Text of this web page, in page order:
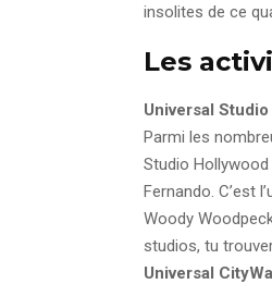
insolites de ce
Les
Universal
Parmi les
Studio
Fernando. C’est
Woody
studios, tu
Universal